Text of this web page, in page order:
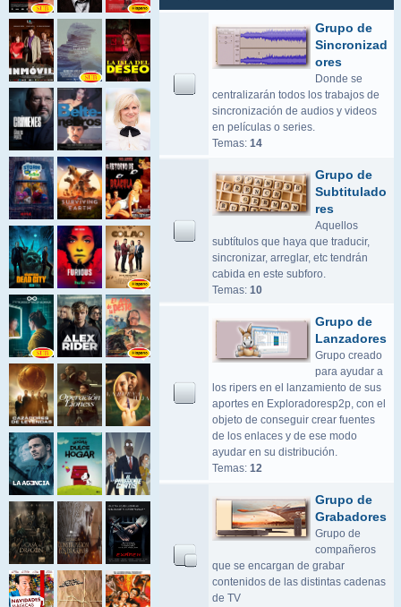
Grupo de
Sincronizad
ores
Donde se
centralizarán todos los trabajos de
sincronización de audios y videos
en películas o series.
Temas: 14
Grupo de
Subtitulado
res
Aquellos
subtítulos que haya que traducir,
sincronizar, arreglar, etc tendrán
cabida en este subforo.
Temas: 10
Grupo de
Lanzadores
Grupo creado
para ayudar a
los ripers en el lanzamiento de sus
aportes en Exploradoresp2p, con el
objeto de conseguir crear fuentes
de los enlaces y de ese modo
ayudar en su distribución.
Temas: 12
Grupo de
Grabadores
Grupo de
compañeros
que se encargan de grabar
contenidos de las distintas cadenas
de TV